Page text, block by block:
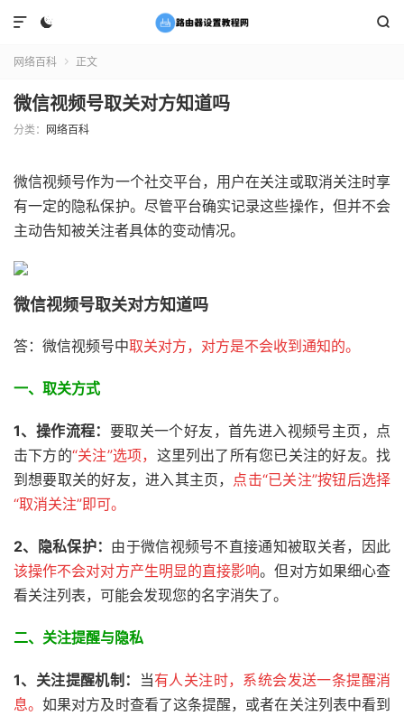
 

网络百科  正文
微信视频号取关对方知道吗
分类： 网络百科
微信视频号作为一个社交平台，用户在关注或取消关注时享
有一定的隐私保护。尽管平台确实记录这些操作，但并不会
主动告知被关注者具体的变动情况。
微信视频号取关对方知道吗
答：微信视频号中取关对方，对方是不会收到通知的。
一、取关方式
1、操作流程： 要取关一个好友，首先进入视频号主页，点
击下方的“关注”选项， 这里列出了所有您已关注的好友。找
到想要取关的好友，进入其主页， 点击“已关注”按钮后选择
“取消关注”即可。
2、 隐私保护： 由于微信视频号不直接通知被取关者，因此
该操作不会对对方产生明显的直接影响。但对方如果细心查
看关注列表，可能会发现您的名字消失了。
二、关注提醒与隐私
1、 关注提醒机制： 当有人关注时，系统会发送一条提醒消
息。如果对方及时查看了这条提醒，或者在关注列表中看到